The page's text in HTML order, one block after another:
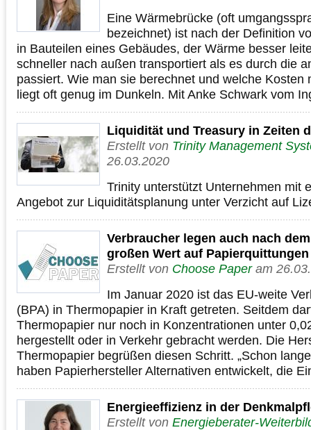
Eine Wärmebrücke (oft
bezeichnet) ist nach der Definition
in Bauteilen eines Gebäudes, der Wärme besser
schneller nach außen transportiert als es durch die
passiert. Wie man sie berechnet und welche Kosten
liegt oft genug im Dunkeln. Mit Anke Schwark vom
Liquidität und Treasury in Zeiten
Erstellt von Trinity Management
26.03.2020
Trinity unterstützt Unternehmen mit
Angebot zur Liquiditätsplanung unter Verzicht auf
Verbraucher legen auch nach
großen Wert auf Papierquittungen
Erstellt von Choose Paperam
Im Januar 2020 ist das EU-weite
(BPA) in Thermopapier in Kraft getreten. Seitdem
Thermopapier nur noch in Konzentrationen unter
hergestellt oder in Verkehr gebracht werden. Die
Thermopapier begrüßen diesen Schritt. „Schon
haben Papierhersteller Alternativen entwickelt, die
Energieeffizienz in der
Erstellt von Energieberater-